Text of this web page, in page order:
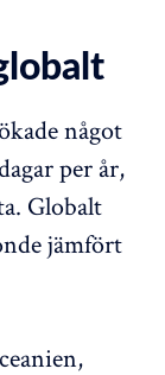
något
per år,
Globalt
jämfört